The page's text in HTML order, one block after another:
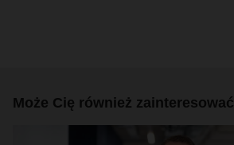
Może Cię również zainteresować